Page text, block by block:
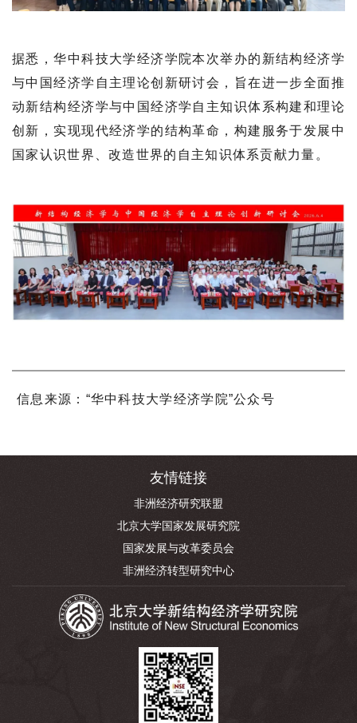
据悉，华中科技大学经济学院本次举办的新结构经济学
与中国经济学自主理论创新研讨会，旨在进一步全面推
动新结构经济学与中国经济学自主知识体系构建和理论
创新，实现现代经济学的结构革命，构建服务于发展中
国家认识世界、改造世界的自主知识体系贡献力量。
信息来源：“华中科技大学经济学院”公众号
友情链接
非洲经济研究联盟
北京大学国家发展研究院
国家发展与改革委员会
非洲经济转型研究中心